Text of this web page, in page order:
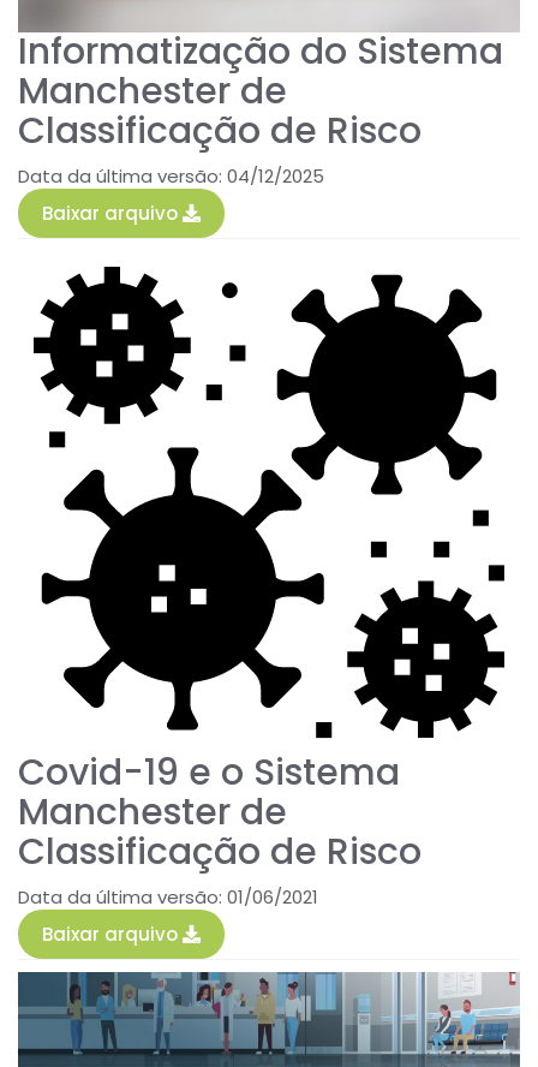
Informatização do Sistema
Manchester de
Classificação de Risco
Data da última versão: 04/12/2025
Baixar arquivo
Covid-19 e o Sistema
Manchester de
Classificação de Risco
Data da última versão: 01/06/2021
Baixar arquivo